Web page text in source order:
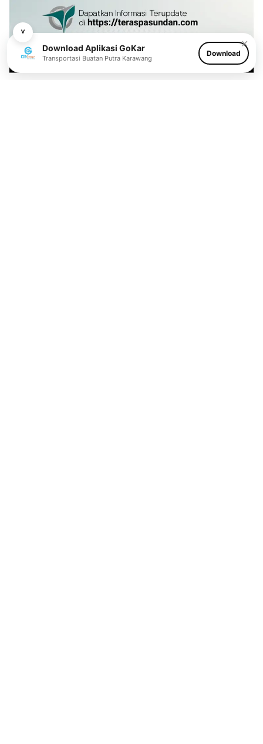
˅
✕
Download Aplikasi GoKar
Transportasi Buatan Putra Karawang
Download